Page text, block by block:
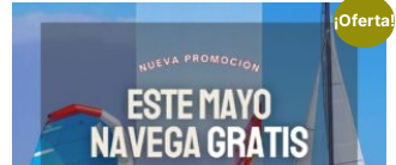
¡Oferta!